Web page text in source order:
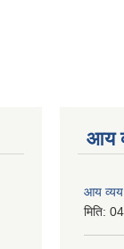
आय
आय
मिति: